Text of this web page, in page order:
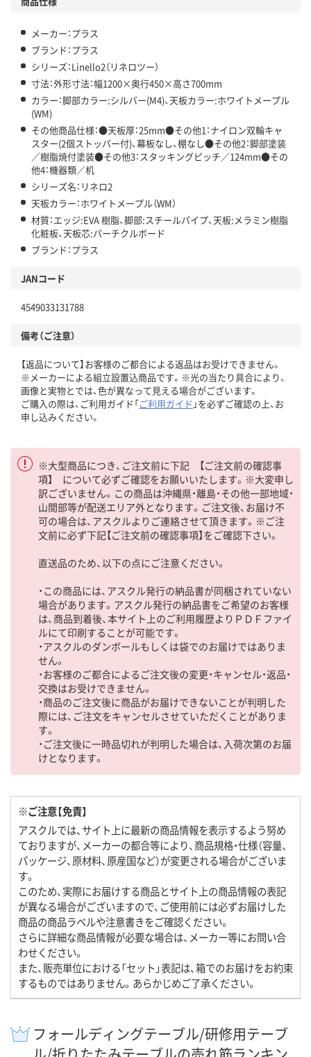
メーカー：プラス
ブランド：プラス
シリーズ：Linello2（リネロツー）
寸法：外形寸法：幅1200×奥行450×高さ700mm
カラー：脚部カラー:シルバー(M4)、天板カラー:ホワイトメープル
(WM)
その他商品仕様：●天板厚：25mm●その他1：ナイロン双輪キャ
スター(2個ストッパー付)、幕板なし、棚なし●その他2：脚部塗装
／樹脂焼付塗装●その他3：スタッキングピッチ／124mm●その
他4：機器類／机
シリーズ名：リネロ2
天板カラー：ホワイトメープル（WM）
材質：エッジ:EVA 樹脂、脚部:スチールパイプ、天板:メラミン樹脂
化粧板、天板芯:パーチクルボード
ブランド：プラス
JANコード
4549033131788
備考（ご注意）
【返品について】お客様のご都合による返品はお受けできません。
※メーカーによる組立設置込商品です。※光の当たり具合により、
画像と実物とでは、色が異なって見える場合がございます。
ご購入の際は、ご利用ガイド「ご利用ガイド 」を必ずご確認の上、お
申し込みください。
※大型商品につき、ご注文前に下記 【ご注文前の確認事
項】 について必ずご確認をお願いいたします。※大変申し
訳ございません。この商品は沖縄県・離島・その他一部地域・
山間部等が配送エリア外となります。ご注文後、お届け不
可の場合は、アスクルよりご連絡させて頂きます。※ご注
文前に必ず下記【ご注文前の確認事項】をご確認下さい。
直送品のため、以下の点にご注意ください。
・この商品には、アスクル発行の納品書が同梱されていない
場合があります。アスクル発行の納品書をご希望のお客様
は、商品到着後、本サイト上のご利用履歴よりＰＤＦファイ
ルにて印刷することが可能です。
・アスクルのダンボールもしくは袋でのお届けではありま
せん。
・お客様のご都合によるご注文後の変更・キャンセル・返品・
交換はお受けできません。
・商品のご注文後に商品がお届けできないことが判明した
際には、ご注文をキャンセルさせていただくことがありま
す。
・ご注文後に一時品切れが判明した場合は、入荷次第のお届
けとなります。
※ご注意【免責】
アスクルでは、サイト上に最新の商品情報を表示するよう努め
ておりますが、メーカーの都合等により、商品規格・仕様（容量、
パッケージ、原材料、原産国など）が変更される場合がございま
す。
このため、実際にお届けする商品とサイト上の商品情報の表記
が異なる場合がございますので、ご使用前には必ずお届けした
商品の商品ラベルや注意書きをご確認ください。
さらに詳細な商品情報が必要な場合は、メーカー等にお問い合
わせください。
また、販売単位における「セット」表記は、箱でのお届けをお約束
するものではありません。あらかじめご了承ください。
フォールディングテーブル/研修用テーブ